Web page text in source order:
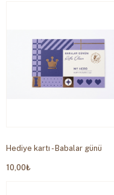
Hediye kartı - Babalar günü
10,00₺